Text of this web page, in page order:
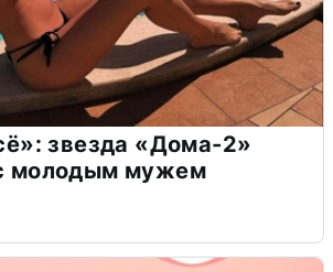
звезда «Дома-2»
молодым мужем